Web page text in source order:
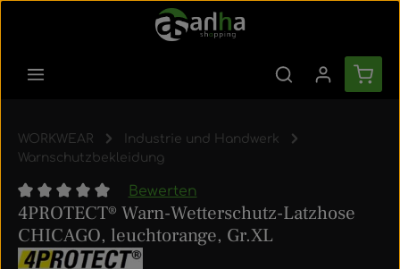
Zum Hauptinhalt springen
WORKWEAR
Industrie und Handwerk
Warnschutzbekleidung
Durchschnittliche Bewertung von 0 von 5 Sternen
Bewerten
4PROTECT® Warn-Wetterschutz-Latzhose
CHICAGO, leuchtorange, Gr.XL